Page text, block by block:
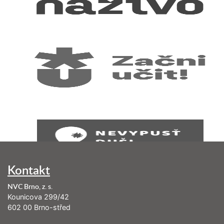
Kontakt
NVC Brno, z. s.
Kounicova 299/42
602 00 Brno-střed